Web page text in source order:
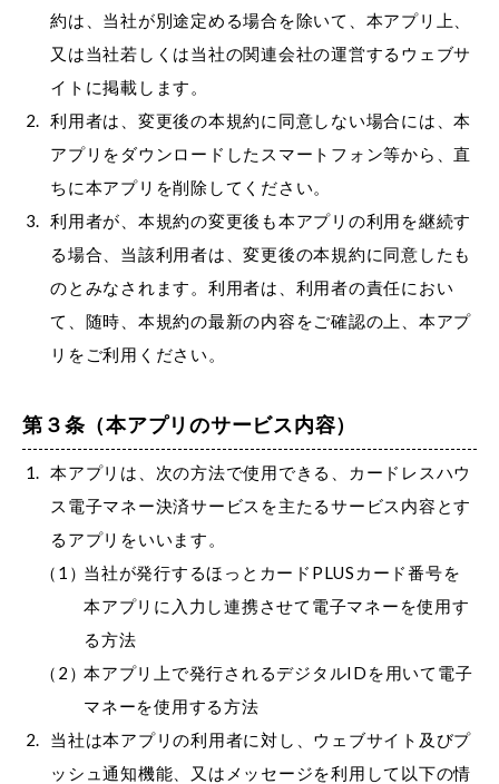
約は、当社が別途定める場合を除いて、本アプリ上、
又は当社若しくは当社の関連会社の運営するウェブサ
イトに掲載します。
利用者は、変更後の本規約に同意しない場合には、本
アプリをダウンロードしたスマートフォン等から、直
ちに本アプリを削除してください。
利用者が、本規約の変更後も本アプリの利用を継続す
る場合、当該利用者は、変更後の本規約に同意したも
のとみなされます。利用者は、利用者の責任におい
て、随時、本規約の最新の内容をご確認の上、本アプ
リをご利用ください。
第３条（本アプリのサービス内容）
本アプリは、次の方法で使用できる、カードレスハウ
ス電子マネー決済サービスを主たるサービス内容とす
るアプリをいいます。
当社が発行するほっとカードPLUSカード番号を
本アプリに入力し連携させて電子マネーを使用す
る方法
本アプリ上で発行されるデジタルIDを用いて電子
マネーを使用する方法
当社は本アプリの利用者に対し、ウェブサイト及びプ
ッシュ通知機能、又はメッセージを利用して以下の情